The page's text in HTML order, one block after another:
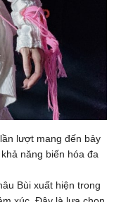
lượt mang đến bảy
năng biến hóa đa
Bùi xuất hiện trong